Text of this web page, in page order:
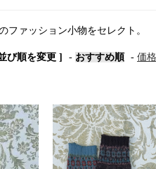
ァッション小物をセレクト。
び順を変更 ] - おすすめ順 - 価